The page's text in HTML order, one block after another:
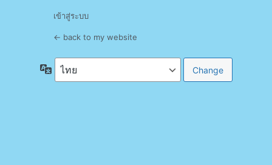
เข้าสู่ระบบ
← back to my website
ภาษา